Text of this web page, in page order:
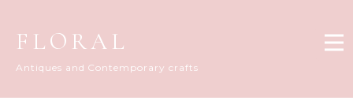
FLORAL
Antiques and Contemporary crafts